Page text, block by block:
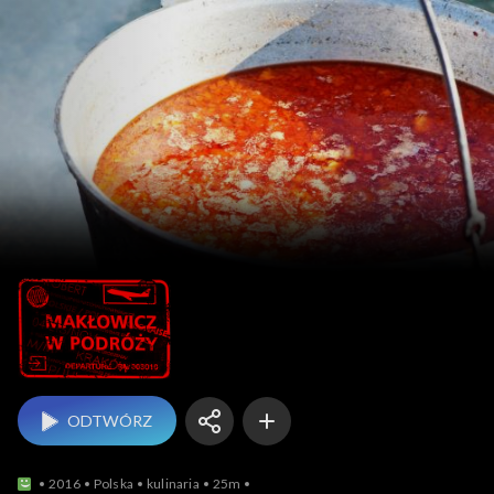
Makłowicz w podróży
ODTWÓRZ
2016 Polska kulinaria
25m